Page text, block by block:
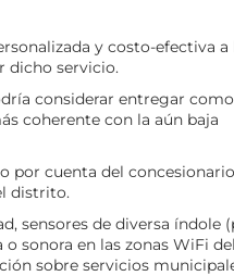
y costo-efectiva a
dicho servicio.
considerar entregar como
coherente con la aún baja
por cuenta del concesionario
distrito.
sensores de diversa índole
sonora en las zonas WiFi del
sobre servicios